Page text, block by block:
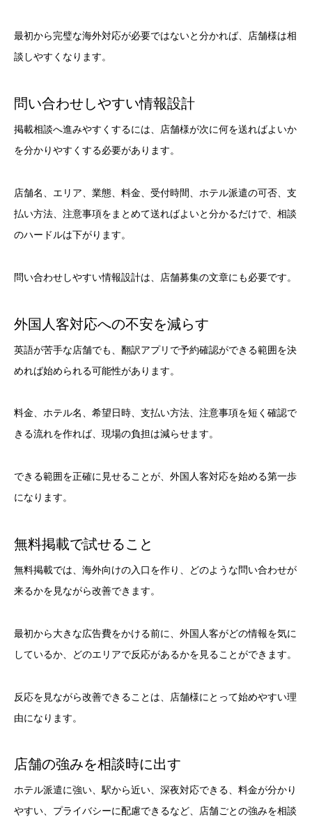
最初から完璧な海外対応が必要ではないと分かれば、店舗様は相
談しやすくなります。
問い合わせしやすい情報設計
掲載相談へ進みやすくするには、店舗様が次に何を送ればよいか
を分かりやすくする必要があります。
店舗名、エリア、業態、料金、受付時間、ホテル派遣の可否、支
払い方法、注意事項をまとめて送ればよいと分かるだけで、相談
のハードルは下がります。
問い合わせしやすい情報設計は、店舗募集の文章にも必要です。
外国人客対応への不安を減らす
英語が苦手な店舗でも、翻訳アプリで予約確認ができる範囲を決
めれば始められる可能性があります。
料金、ホテル名、希望日時、支払い方法、注意事項を短く確認で
きる流れを作れば、現場の負担は減らせます。
できる範囲を正確に見せることが、外国人客対応を始める第一歩
になります。
無料掲載で試せること
無料掲載では、海外向けの入口を作り、どのような問い合わせが
来るかを見ながら改善できます。
最初から大きな広告費をかける前に、外国人客がどの情報を気に
しているか、どのエリアで反応があるかを見ることができます。
反応を見ながら改善できることは、店舗様にとって始めやすい理
由になります。
店舗の強みを相談時に出す
ホテル派遣に強い、駅から近い、深夜対応できる、料金が分かり
やすい、プライバシーに配慮できるなど、店舗ごとの強みを相談